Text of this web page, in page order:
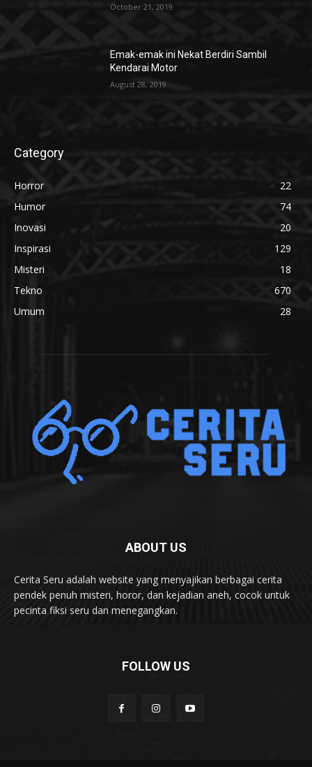
October 21, 2019
Emak-emak ini Nekat Berdiri Sambil
Kendarai Motor
August 28, 2019
Category
Horror
22
Humor
74
Inovasi
20
Inspirasi
129
Misteri
18
Tekno
670
Umum
28
ABOUT US
Cerita Seru adalah website yang menyajikan berbagai cerita
pendek penuh misteri, horor, dan kejadian aneh, cocok untuk
pecinta fiksi seru dan menegangkan.
FOLLOW US